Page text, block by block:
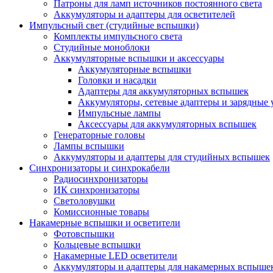
Патроны для ламп источников постоянного света
Аккумуляторы и адаптеры для осветителей
Импульсный свет (студийные вспышки)
Комплекты импульсного света
Студийные моноблоки
Аккумуляторные вспышки и аксессуары
Аккумуляторные вспышки
Головки и насадки
Адаптеры для аккумуляторных вспышек
Аккумуляторы, сетевые адаптеры и зарядные
Импульсные лампы
Аксессуары для аккумуляторных вспышек
Генераторные головы
Лампы вспышки
Аккумуляторы и адаптеры для студийных вспышек
Синхронизаторы и синхрокабели
Радиосинхронизаторы
ИК синхронизаторы
Светоловушки
Комиссионные товары
Накамерные вспышки и осветители
Фотовспышки
Кольцевые вспышки
Накамерные LED осветители
Аккумуляторы и адаптеры для накамерных